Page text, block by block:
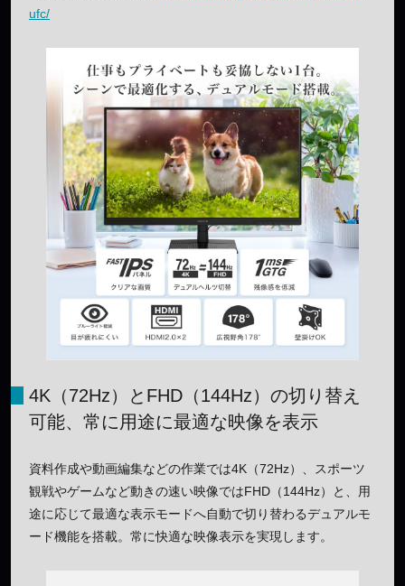
ufc/
4K（72Hz）とFHD（144Hz）の切り替え
可能、常に用途に最適な映像を表示
資料作成や動画編集などの作業では4K（72Hz）、スポーツ
観戦やゲームなど動きの速い映像ではFHD（144Hz）と、用
途に応じて最適な表示モードへ自動で切り替わるデュアルモ
ード機能を搭載。常に快適な映像表示を実現します。